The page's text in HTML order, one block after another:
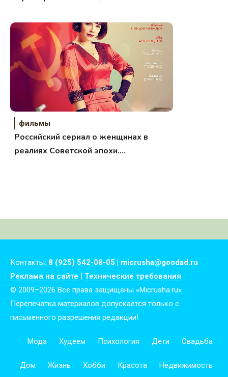
фильмы
Российский сериал о женщинах в
реалиях Советской эпохи.
Контакты: 8 (925) 542-08-05 | micrusha@goodad.ru
Реклама на сайте | Технические требования
© 2009–2026 Все права защищены «Micrusha.ru»
Перепечатка материалов допускается только с
письменного разрешения редакции!
Мода Худеем Психология Дети Свадьба
Дом Жизнь Хобби Красота Недвижимость